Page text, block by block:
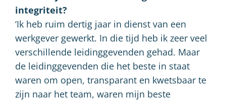
integriteit?
‘Ik heb ruim dertig jaar in dienst van een
werkgever gewerkt. In die tijd heb ik zeer veel
verschillende leidinggevenden gehad. Maar
de leidinggevenden die het beste in staat
waren om open, transparant en kwetsbaar te
zijn naar het team, waren mijn beste